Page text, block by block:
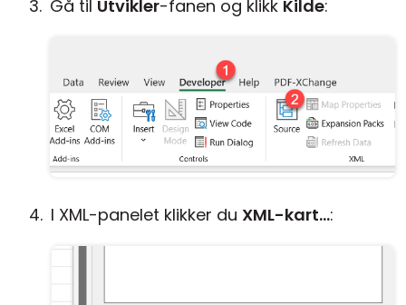
Gå til Utvikler-fanen og klikk Kilde:
I XML-panelet klikker du XML-kart...: